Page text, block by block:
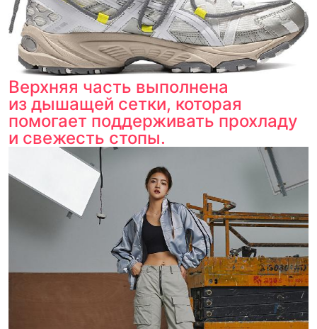
Верхняя часть выполнена
из дышащей сетки, которая
помогает поддерживать прохладу
и свежесть стопы.